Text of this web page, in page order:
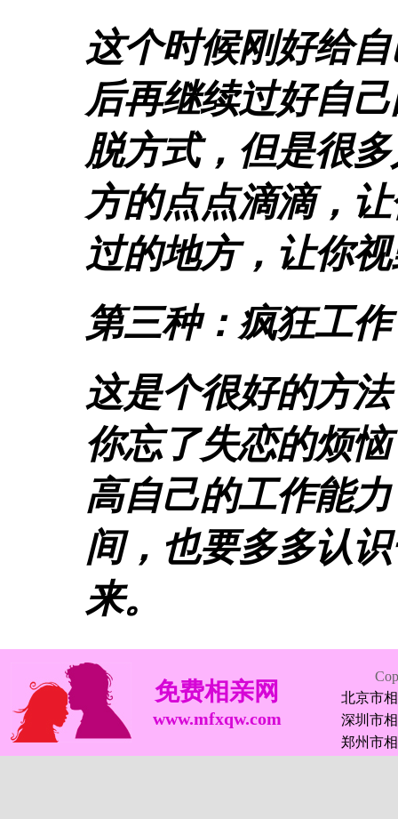
这个时候刚好给
后再继续过好自
脱方式，但是很
方的点点滴滴，
过的地方，让你
第三种：疯狂工作
这是个很好的方
你忘了失恋的烦
高自己的工作能
间，也要多多认
来。
免费相亲网
www.mfxqw.com
北京市
深圳市
郑州市